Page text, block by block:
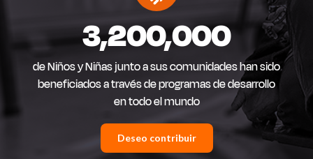
3,200,000
de Niños y Niñas junto a sus comunidades han sido
beneficiados a través de programas de desarrollo
en todo el mundo
Deseo contribuir